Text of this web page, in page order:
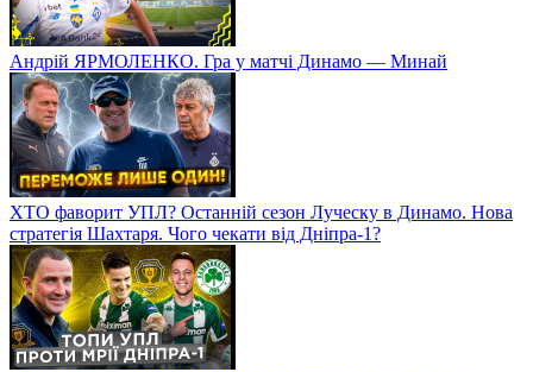
Андрій ЯРМОЛЕНКО. Гра у матчі Динамо — Минай
ХТО фаворит УПЛ? Останній сезон Луческу в Динамо. Нова
стратегія Шахтаря. Чого чекати від Дніпра-1?